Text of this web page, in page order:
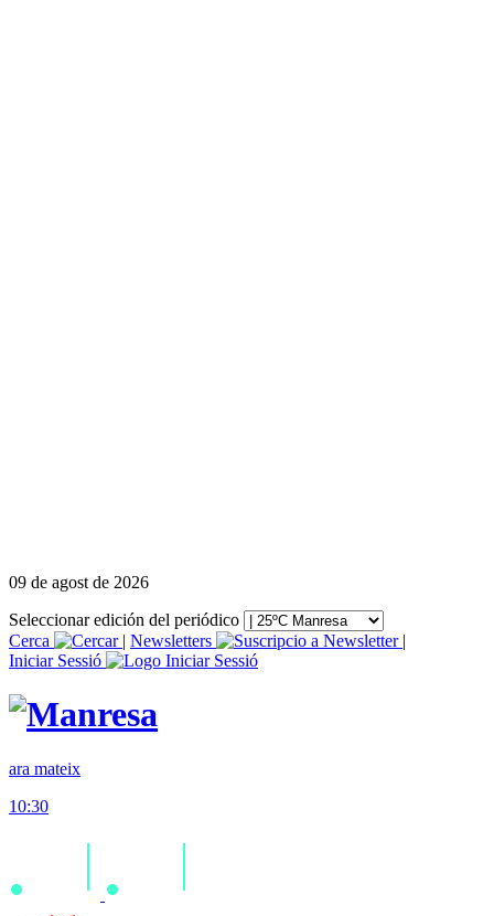
09 de agost de 2026
Seleccionar edición del periódico
Cerca
| Newsletters
|
Iniciar Sessió
ara mateix
10:30